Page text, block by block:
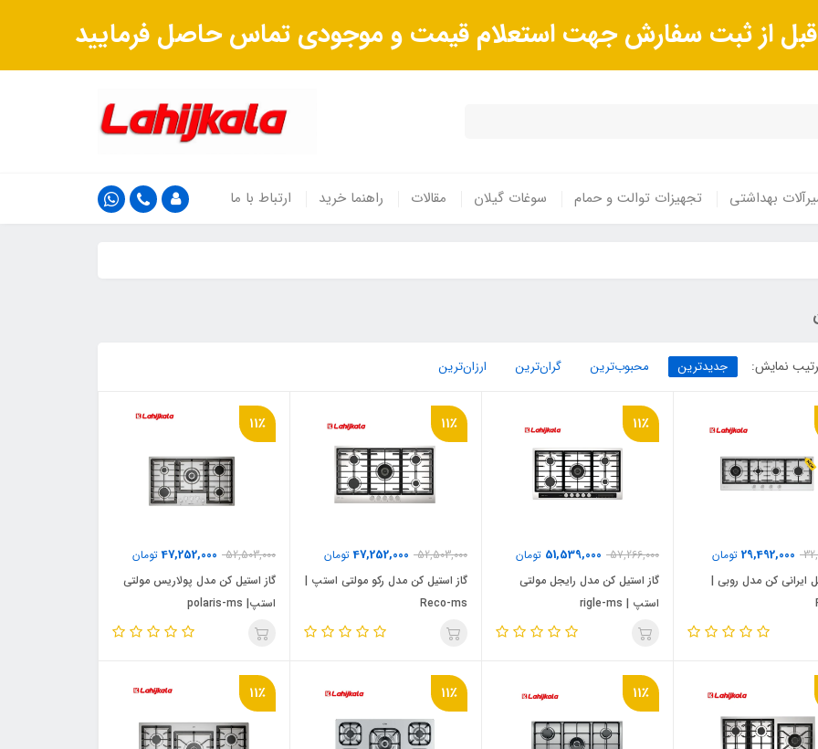
قبل از ثبت سفارش جهت استعلام قیمت و موجودی تماس حاصل فرمایید
بهداشتی تجهیزات توالت و حمام سوغات گیلان مقالات راهنما خرید ارتباط با ما
نمایش: جدیدترین محبوب‌ترین گران‌ترین ارزان‌ترین
29,492,000 تومان
ایرانی کن مدل روبی |
11٪
57,266,000
51,539,000 تومان
گاز استیل کن مدل رایجل مولتی
استپ | rigle-ms
11٪
52,503,000
47,252,000تومان
گاز استیل کن مدل رکو مولتی استپ |
Reco-ms
11٪
52,503,000
47,252,000تومان
گاز استیل کن مدل پولاریس مولتی
استپ| polaris-ms
11٪ 11٪ 11٪